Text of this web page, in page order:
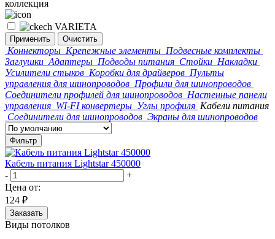
коллекция
VARIETA
Применить Очистить
Коннекторы Крепежные элементы Подвесные комплекты
Заглушки Адаптеры Подводы питания Стойки Накладки
Усилители стыков Коробки для драйверов Пульты
управления для шинопроводов Профили для шинопроводов
Соединители профилей для шинопроводов Настенные панели
управления WI-FI конвертеры Углы профиля Кабели питания
Соединители для шинопроводов Экраны для шинопроводов
Фильтр
Кабель питания Lightstar 450000
-
+
Цена от:
124 ₽
Заказать
Виды потолков